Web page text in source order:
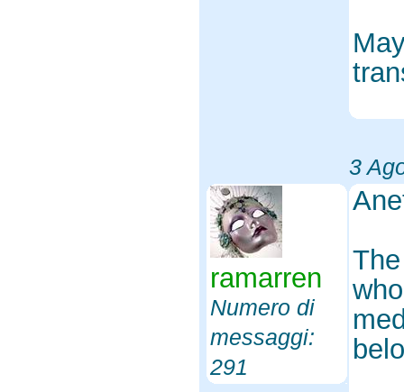
3
ramarren
Numero di
messaggi:
291